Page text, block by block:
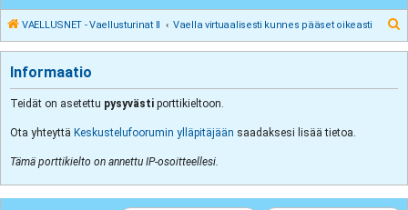
VAELLUSNET - Vaellusturinat II Vaella virtuaalisesti kunnes pääset oikeasti
Informaatio
Teidät on asetettu pysyvästi porttikieltoon.
Ota yhteyttä Keskustelufoorumin ylläpitäjään saadaksesi lisää tietoa.
Tämä porttikielto on annettu IP-osoitteellesi.